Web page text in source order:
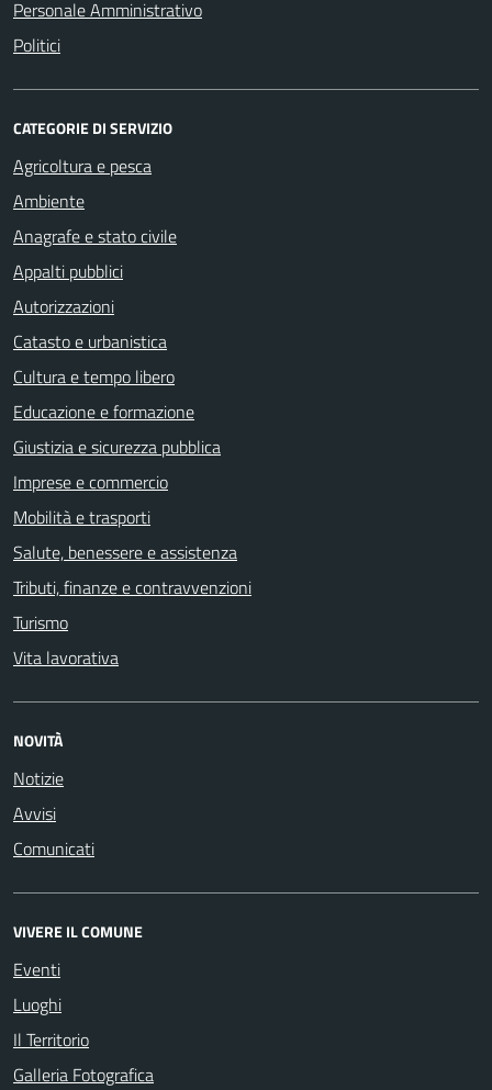
Personale Amministrativo
Politici
CATEGORIE DI SERVIZIO
Agricoltura e pesca
Ambiente
Anagrafe e stato civile
Appalti pubblici
Autorizzazioni
Catasto e urbanistica
Cultura e tempo libero
Educazione e formazione
Giustizia e sicurezza pubblica
Imprese e commercio
Mobilità e trasporti
Salute, benessere e assistenza
Tributi, finanze e contravvenzioni
Turismo
Vita lavorativa
NOVITÀ
Notizie
Avvisi
Comunicati
VIVERE IL COMUNE
Eventi
Luoghi
Il Territorio
Galleria Fotografica